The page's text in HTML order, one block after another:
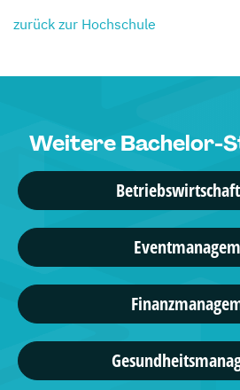
zurück zur Hochschule
Weitere Bachelor-